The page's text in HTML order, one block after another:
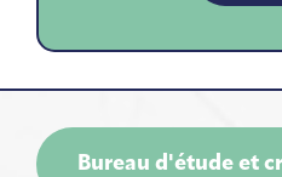
Bureau d'étude et